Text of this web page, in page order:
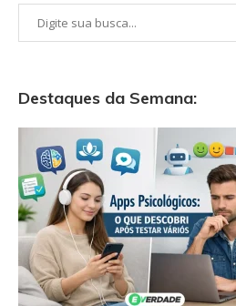
Destaques da Semana: